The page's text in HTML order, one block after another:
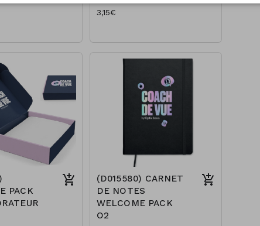
3,15€
PACK
(D015580) CARNET
DE NOTES
WELCOME PACK
O2